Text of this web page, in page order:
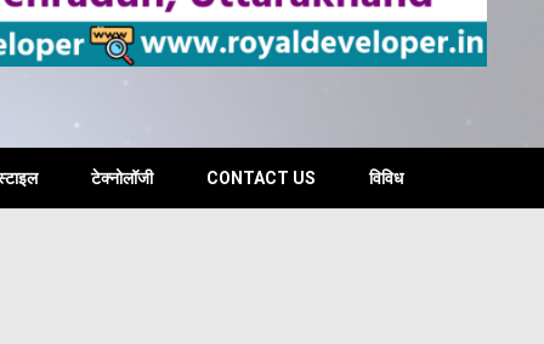
टेक्नोलॉजी CONTACT US विविध